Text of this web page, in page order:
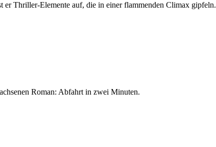
er Thriller-Elemente auf, die in einer flammenden Climax gipfeln.
Roman: Abfahrt in zwei Minuten.